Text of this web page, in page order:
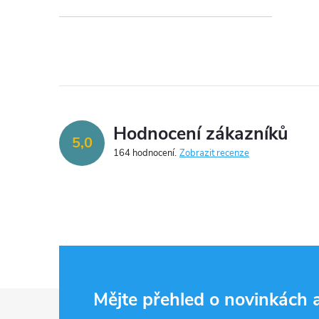
5,0 Hodnocení zákazníků
164 hodnocení Zobrazit recenze
Mějte přehled o novinkách